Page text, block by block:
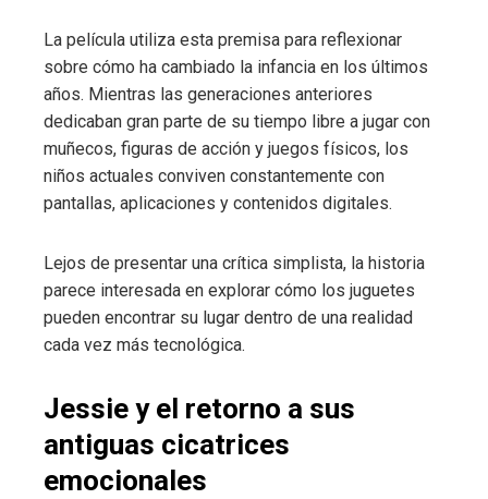
La película utiliza esta premisa para reflexionar
sobre cómo ha cambiado la infancia en los últimos
años. Mientras las generaciones anteriores
dedicaban gran parte de su tiempo libre a jugar con
muñecos, figuras de acción y juegos físicos, los
niños actuales conviven constantemente con
pantallas, aplicaciones y contenidos digitales.
Lejos de presentar una crítica simplista, la historia
parece interesada en explorar cómo los juguetes
pueden encontrar su lugar dentro de una realidad
cada vez más tecnológica.
Jessie y el retorno a sus
antiguas cicatrices
emocionales